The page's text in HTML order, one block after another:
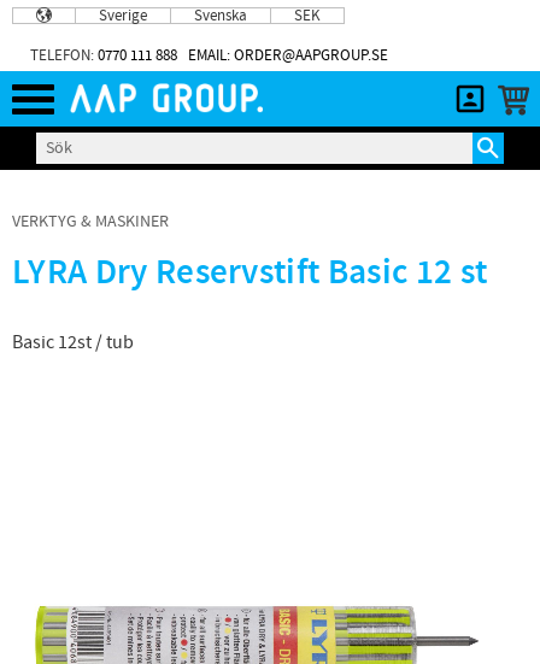
Meny
Sverige Svenska SEK
TELEFON:0770 111 888 EMAIL: ORDER@AAPGROUP.SE
VERKTYG & MASKINER
LYRA Dry Reservstift Basic 12 st
Basic 12st / tub